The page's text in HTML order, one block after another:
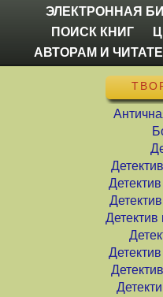
ЭЛЕКТРОННАЯ
ПОИСК КНИГ
АВТОРАМ И